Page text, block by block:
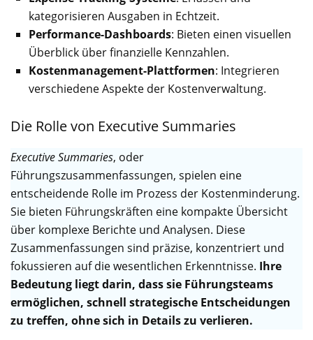
kategorisieren Ausgaben in Echtzeit.
Performance-Dashboards: Bieten einen visuellen
Überblick über finanzielle Kennzahlen.
Kostenmanagement-Plattformen: Integrieren
verschiedene Aspekte der Kostenverwaltung.
Die Rolle von Executive Summaries
Executive Summaries, oder
Führungszusammenfassungen, spielen eine
entscheidende Rolle im Prozess der Kostenminderung.
Sie bieten Führungskräften eine kompakte Übersicht
über komplexe Berichte und Analysen. Diese
Zusammenfassungen sind präzise, konzentriert und
fokussieren auf die wesentlichen Erkenntnisse. Ihre
Bedeutung liegt darin, dass sie Führungsteams
ermöglichen, schnell strategische Entscheidungen
zu treffen, ohne sich in Details zu verlieren.